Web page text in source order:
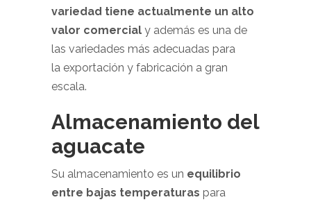
variedad tiene actualmente un alto
valor comercial y además es una de
las variedades más adecuadas para
la exportación y fabricación a gran
escala.
Almacenamiento del
aguacate
Su almacenamiento es un equilibrio
entre bajas temperaturas para